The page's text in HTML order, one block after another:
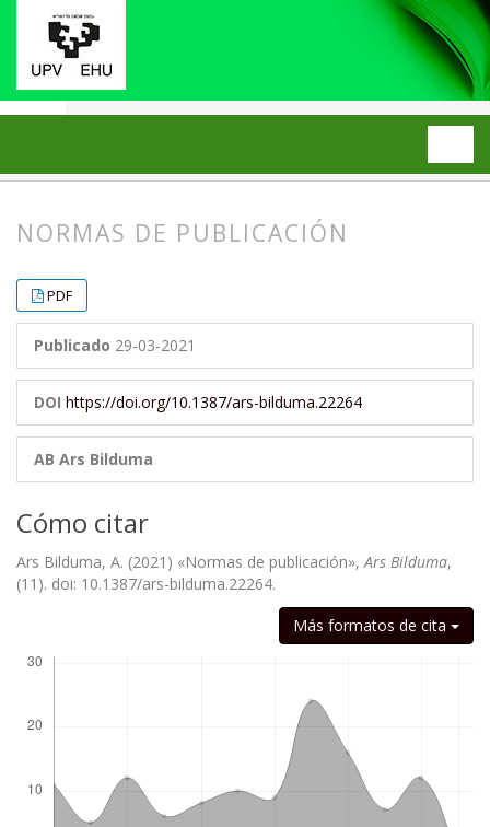
NORMAS DE PUBLICACIÓN
PDF
Publicado 29-03-2021
DOI https://doi.org/10.1387/ars-bilduma.22264
AB Ars Bilduma
Cómo citar
Ars Bilduma, A. (2021) «Normas de publicación»,Ars Bilduma,
(11). doi: 10.1387/ars-bilduma.22264.
Más formatos de cita